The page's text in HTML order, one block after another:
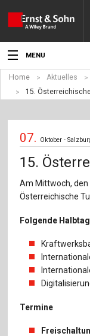
MENU
Aktuelles
Angebote
Fachgebiete
Produkte
Werben
Service
Für Autor:innen
Sprache /
Home Aktuelles
15.
07. Oktober -
15.
Am Mittwoch, den
Österreichische
Folgende
Termine